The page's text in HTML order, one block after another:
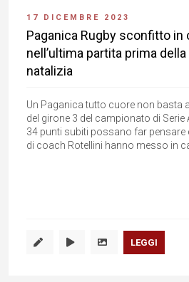
17 DICEMBRE 2023
Paganica Rugby sconfitto in
nell’ultima partita prima
natalizia
Un Paganica tutto cuore non basta
del girone 3 del campionato di Serie
34 punti subiti possano far pensare
di coach Rotellini hanno messo in
LEGGI